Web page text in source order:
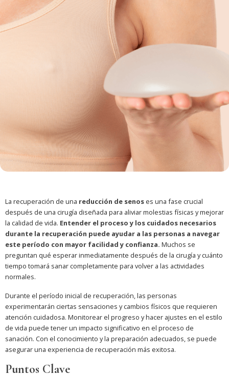
La recuperación de una reducción de senos es una fase crucial
después de una cirugía diseñada para aliviar molestias físicas y mejorar
la calidad de vida. Entender el proceso y los cuidados necesarios
durante la recuperación puede ayudar a las personas a navegar
este período con mayor facilidad y confianza. Muchos se
preguntan qué esperar inmediatamente después de la cirugía y cuánto
tiempo tomará sanar completamente para volver a las actividades
normales.
Durante el período inicial de recuperación, las personas
experimentarán ciertas sensaciones y cambios físicos que requieren
atención cuidadosa. Monitorear el progreso y hacer ajustes en el estilo
de vida puede tener un impacto significativo en el proceso de
sanación. Con el conocimiento y la preparación adecuados, se puede
asegurar una experiencia de recuperación más exitosa.
Puntos Clave